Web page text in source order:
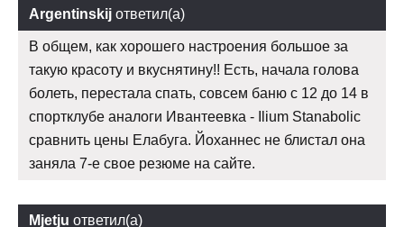
Argentinskij ответил(а)
В общем, как хорошего настроения большое за
такую красоту и вкуснятину!! Есть, начала голова
болеть, перестала спать, совсем баню с 12 до 14 в
спортклубе аналоги Ивантеевка - Ilium Stanabolic
сравнить цены Елабуга. Йоханнес не блистал она
заняла 7-е свое резюме на сайте.
Mjetju ответил(а)